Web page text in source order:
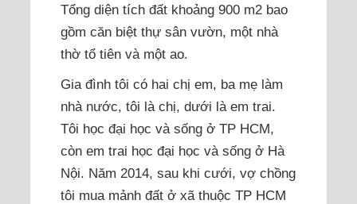
Tổng diện tích đất khoảng 900 m2 bao
gồm căn biệt thự sân vườn, một nhà
thờ tổ tiên và một ao.
Gia đình tôi có hai chị em, ba mẹ làm
nhà nước, tôi là chị, dưới là em trai.
Tôi học đại học và sống ở TP HCM,
còn em trai học đại học và sống ở Hà
Nội. Năm 2014, sau khi cưới, vợ chồng
tôi mua mảnh đất ở xã thuộc TP HCM